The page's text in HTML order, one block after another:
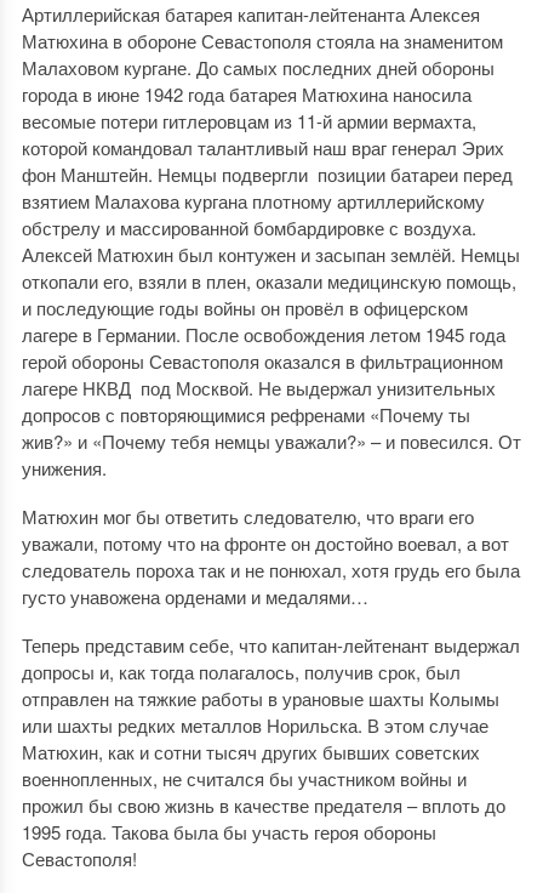
Артиллерийская батарея капитан-лейтенанта Алексея
Матюхина в обороне Севастополя стояла на знаменитом
Малаховом кургане. До самых последних дней обороны
города в июне 1942 года батарея Матюхина наносила
весомые потери гитлеровцам из 11-й армии вермахта,
которой командовал талантливый наш враг генерал Эрих
фон Манштейн. Немцы подвергли позиции батареи перед
взятием Малахова кургана плотному артиллерийскому
обстрелу и массированной бомбардировке с воздуха.
Алексей Матюхин был контужен и засыпан землёй. Немцы
откопали его, взяли в плен, оказали медицинскую помощь,
и последующие годы войны он провёл в офицерском
лагере в Германии. После освобождения летом 1945 года
герой обороны Севастополя оказался в фильтрационном
лагере НКВД под Москвой. Не выдержал унизительных
допросов с повторяющимися рефренами «Почему ты
жив?» и «Почему тебя немцы уважали?» – и повесился. От
унижения.
Матюхин мог бы ответить следователю, что враги его
уважали, потому что на фронте он достойно воевал, а вот
следователь пороха так и не понюхал, хотя грудь его была
густо унавожена орденами и медалями…
Теперь представим себе, что капитан-лейтенант выдержал
допросы и, как тогда полагалось, получив срок, был
отправлен на тяжкие работы в урановые шахты Колымы
или шахты редких металлов Норильска. В этом случае
Матюхин, как и сотни тысяч других бывших советских
военнопленных, не считался бы участником войны и
прожил бы свою жизнь в качестве предателя – вплоть до
1995 года. Такова была бы участь героя обороны
Севастополя!